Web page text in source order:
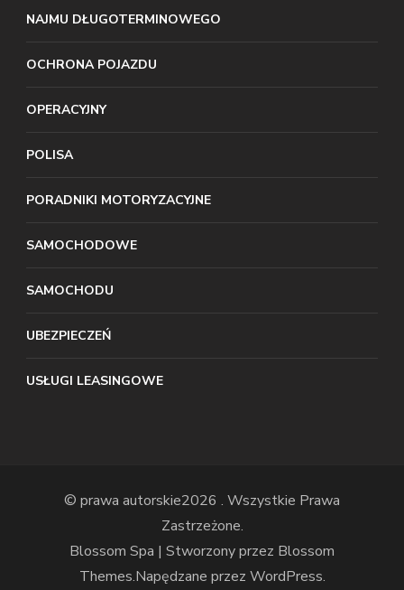
NAJMU DŁUGOTERMINOWEGO
OCHRONA POJAZDU
OPERACYJNY
POLISA
PORADNIKI MOTORYZACYJNE
SAMOCHODOWE
SAMOCHODU
UBEZPIECZEŃ
USŁUGI LEASINGOWE
© prawa autorskie2026 . Wszystkie Prawa
Zastrzeżone.
Blossom Spa | Stworzony przez Blossom
Themes.Napędzane przez WordPress.